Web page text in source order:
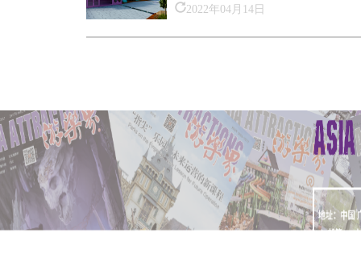
2022年04月14日